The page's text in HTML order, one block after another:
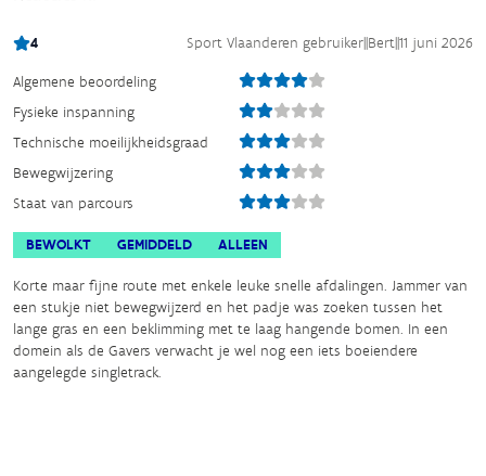
4 Sport Vlaanderen gebruiker||Bert||11 juni 2026
Algemene beoordeling
Fysieke inspanning
Technische moeilijkheidsgraad
Bewegwijzering
Staat van parcours
BEWOLKT GEMIDDELD ALLEEN
Korte maar fijne route met enkele leuke snelle afdalingen. Jammer van
een stukje niet bewegwijzerd en het padje was zoeken tussen het
lange gras en een beklimming met te laag hangende bomen. In een
domein als de Gavers verwacht je wel nog een iets boeiendere
aangelegde singletrack.